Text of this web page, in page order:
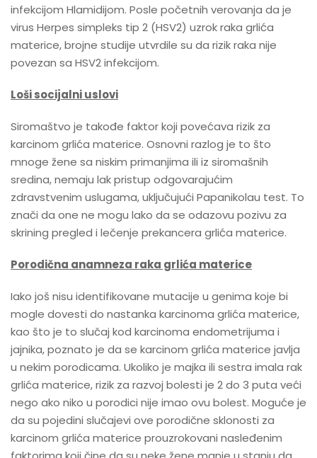
infekcijom Hlamidijom. Posle početnih verovanja da je
virus Herpes simpleks tip 2 (HSV2) uzrok raka grlića
materice, brojne studije utvrdile su da rizik raka nije
povezan sa HSV2 infekcijom.
Loši socijalni uslovi
Siromaštvo je takođe faktor koji povećava rizik za
karcinom grlića materice. Osnovni razlog je to što
mnoge žene sa niskim primanjima ili iz siromašnih
sredina, nemaju lak pristup odgovarajućim
zdravstvenim uslugama, uključujući Papanikolau test. To
znači da one ne mogu lako da se odazovu pozivu za
skrining pregled i lečenje prekancera grlića materice.
Porodična anamneza raka grlića materice
Iako još nisu identifikovane mutacije u genima koje bi
mogle dovesti do nastanka karcinoma grlića materice,
kao što je to slučaj kod karcinoma endometrijuma i
jajnika, poznato je da se karcinom grlića materice javlja
u nekim porodicama. Ukoliko je majka ili sestra imala rak
grlića materice, rizik za razvoj bolesti je 2 do 3 puta veći
nego ako niko u porodici nije imao ovu bolest. Moguće je
da su pojedini slučajevi ove porodične sklonosti za
karcinom grlića materice prouzrokovani nasleđenim